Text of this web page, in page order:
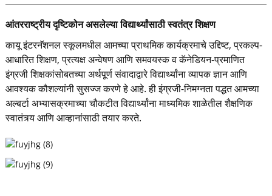
आंतरराष्ट्रीय दृष्टिकोन असलेल्या विद्यार्थ्यांसाठी स्वतंत्र शिक्षण
कायू इंटरनॅशनल स्कूलमधील आमच्या प्राथमिक कार्यक्रमाचे उद्दिष्ट, प्रकल्प-
आधारित शिक्षण, प्रत्यक्ष अन्वेषण आणि समवयस्क व कॅनेडियन-प्रमाणित
इंग्रजी शिक्षकांसोबतच्या अर्थपूर्ण संवादाद्वारे विद्यार्थ्यांना व्यापक ज्ञान आणि
आवश्यक कौशल्यांनी सुसज्ज करणे हे आहे. ही इंग्रजी-निमग्नता पद्धत आमच्या
अल्बर्टा अभ्यासक्रमाच्या चौकटीत विद्यार्थ्यांना माध्यमिक शाळेतील शैक्षणिक
स्वातंत्र्य आणि आव्हानांसाठी तयार करते.